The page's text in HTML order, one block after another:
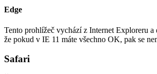
Edge
Tento prohlížeč vychází z Internet Exploreru a
že pokud v IE 11 máte všechno OK, pak se
Safari